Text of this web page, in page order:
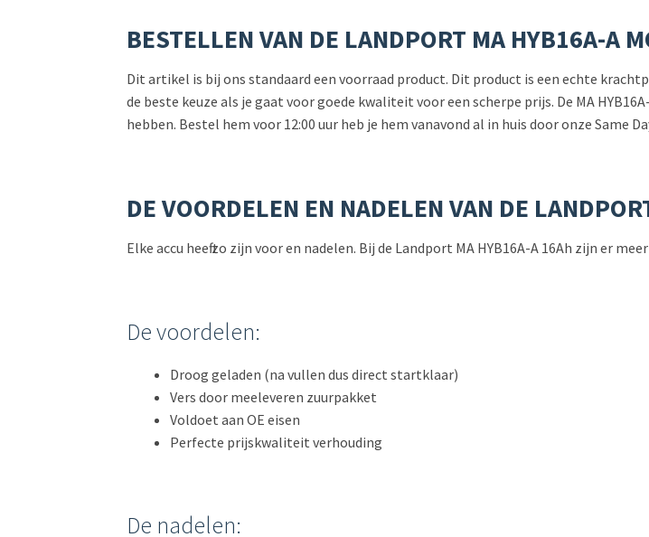
BESTELLEN VAN DE LANDPORT MA HYB16A-A
Dit artikel is bij ons standaard een voorraad product. Dit product is een echte
de beste keuze als je gaat voor goede kwaliteit voor een scherpe prijs. De MA
hebben. Bestel hem voor 12:00 uur heb je hem vanavond al in huis door onze Same
DE VOORDELEN EN NADELEN VAN DE
Elke accu heeft zo zijn voor en nadelen. Bij de Landport MA HYB16A-A 16Ah zijn er
De voordelen:
Droog geladen (na vullen dus direct startklaar)
Vers door meeleveren zuurpakket
Voldoet aan OE eisen
Perfecte prijskwaliteit verhouding
De nadelen: